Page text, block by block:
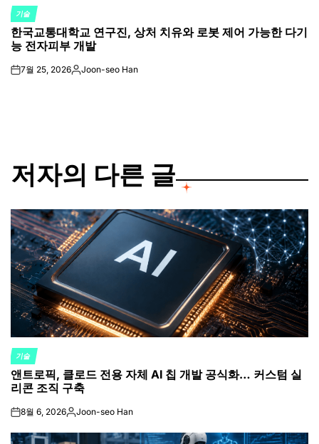
POSTED
IN
기술
한국교통대학교 연구진, 상처 치유와 로봇 제어 가능한 다기
능 전자피부 개발
on7월 25, 2026Posted
Joon-seo Han
저자의 다른 글
POSTED
IN
기술
앤트로픽, 클로드 전용 자체 AI 칩 개발 공식화… 커스텀 실
리콘 조직 구축
on8월 6, 2026Posted
Joon-seo Han